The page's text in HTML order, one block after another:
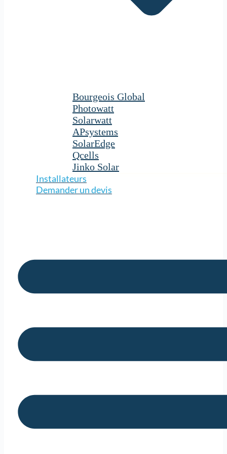
Bourgeois Global
Photowatt
Solarwatt
APsystems
SolarEdge
Qcells
Jinko Solar
Installateurs
Demander un devis